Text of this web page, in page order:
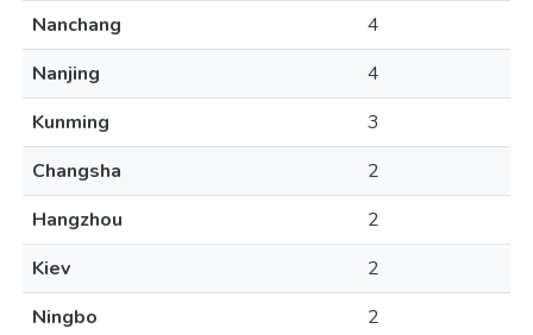
Nanchang
4
Nanjing
4
Kunming
3
Changsha
2
Hangzhou
2
Kiev
2
Ningbo
2